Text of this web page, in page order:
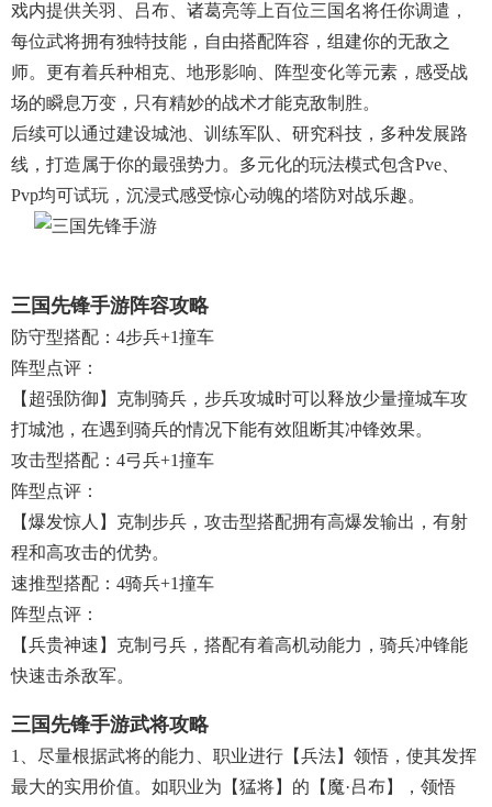
戏内提供关羽、吕布、诸葛亮等上百位三国名将任你调遣，
每位武将拥有独特技能，自由搭配阵容，组建你的无敌之
师。更有着兵种相克、地形影响、阵型变化等元素，感受战
场的瞬息万变，只有精妙的战术才能克敌制胜。
后续可以通过建设城池、训练军队、研究科技，多种发展路
线，打造属于你的最强势力。多元化的玩法模式包含pve、
Pvp均可试玩，沉浸式感受惊心动魄的塔防对战乐趣。
三国先锋手游阵容攻略
防守型搭配：4步兵+1撞车
阵型点评：
【超强防御】克制骑兵，步兵攻城时可以释放少量撞城车攻
打城池，在遇到骑兵的情况下能有效阻断其冲锋效果。
攻击型搭配：4弓兵+1撞车
阵型点评：
【爆发惊人】克制步兵，攻击型搭配拥有高爆发输出，有射
程和高攻击的优势。
速推型搭配：4骑兵+1撞车
阵型点评：
【兵贵神速】克制弓兵，搭配有着高机动能力，骑兵冲锋能
快速击杀敌军。
三国先锋手游武将攻略
1、尽量根据武将的能力、职业进行【兵法】领悟，使其发挥
最大的实用价值。如职业为【猛将】的【魔·吕布】，领悟